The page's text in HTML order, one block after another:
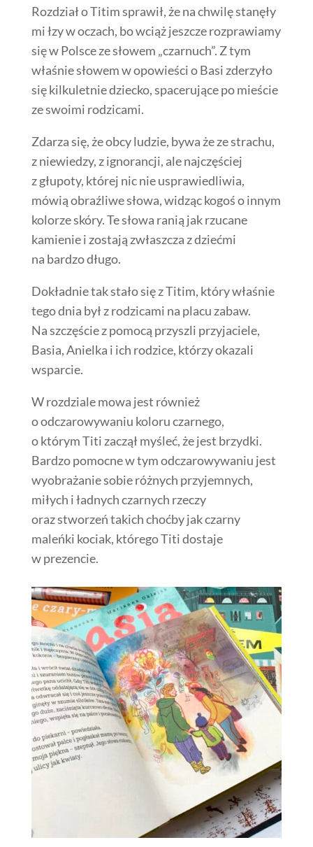
Rozdział o Titim sprawił, że na chwilę stanęły
mi łzy w oczach, bo wciąż jeszcze rozprawiamy
się w Polsce ze słowem „czarnuch”. Z tym
właśnie słowem w opowieści o Basi zderzyło
się kilkuletnie dziecko, spacerujące po mieście
ze swoimi rodzicami.
Zdarza się, że obcy ludzie, bywa że ze strachu,
z niewiedzy, z ignorancji, ale najczęściej
z głupoty, której nic nie usprawiedliwia,
mówią obraźliwe słowa, widząc kogoś o innym
kolorze skóry. Te słowa ranią jak rzucane
kamienie i zostają zwłaszcza z dziećmi
na bardzo długo.
Dokładnie tak stało się z Titim, który właśnie
tego dnia był z rodzicami na placu zabaw.
Na szczęście z pomocą przyszli przyjaciele,
Basia, Anielka i ich rodzice, którzy okazali
wsparcie.
W rozdziale mowa jest również
o odczarowywaniu koloru czarnego,
o którym Titi zaczął myśleć, że jest brzydki.
Bardzo pomocne w tym odczarowywaniu jest
wyobrażanie sobie różnych przyjemnych,
miłych i ładnych czarnych rzeczy
oraz stworzeń takich choćby jak czarny
maleńki kociak, którego Titi dostaje
w prezencie.